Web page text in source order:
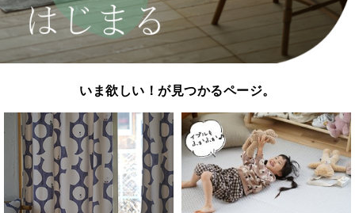
いま欲しい！が見つかるページ。